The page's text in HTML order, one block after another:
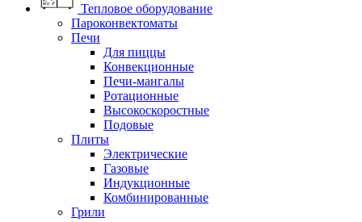
Тепловое оборудование
Пароконвектоматы
Печи
Для пиццы
Конвекционные
Печи-мангалы
Ротационные
Высокоскоростные
Подовые
Плиты
Электрические
Газовые
Индукционные
Комбинированные
Грили